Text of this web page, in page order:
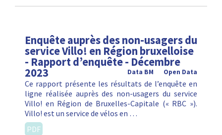
Enquête auprès des non-usagers du
service Villo! en Région bruxelloise
- Rapport d’enquête - Décembre
2023 Open Data
Data BM
Ce rapport présente les résultats de l’enquête en
ligne réalisée auprès des non-usagers du service
Villo! en Région de Bruxelles-Capitale (« RBC »).
Villo! est un service de vélos en …
PDF